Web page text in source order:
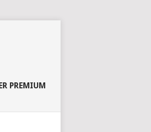
PREMIUM